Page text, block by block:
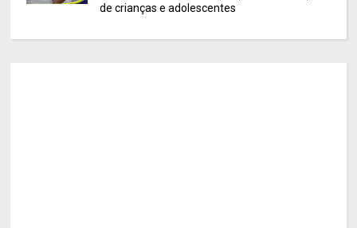
de crianças e adolescentes